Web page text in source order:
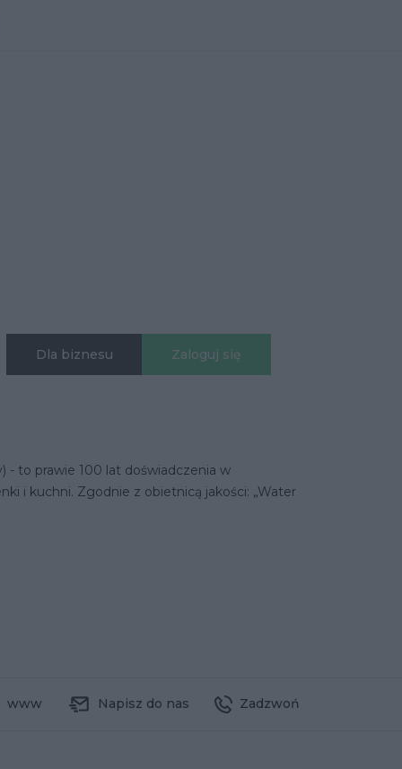
Dla biznesu Zaloguj się
- to prawie 100 lat doświadczenia w
i kuchni. Zgodnie z obietnicą jakości: „Water
www Napisz do nas Zadzwoń